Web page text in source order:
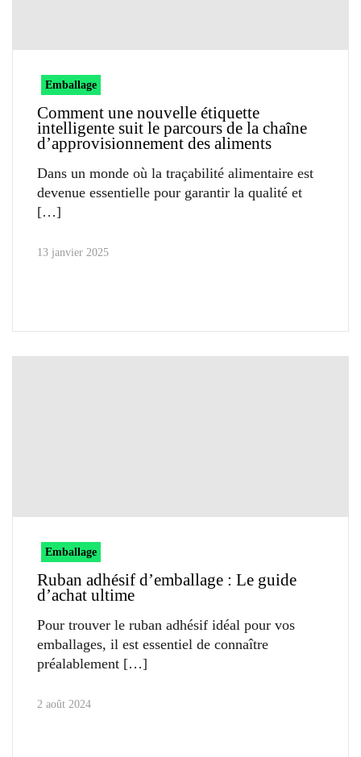
Emballage
Comment une nouvelle étiquette
intelligente suit le parcours de la chaîne
d’approvisionnement des aliments
Dans un monde où la traçabilité alimentaire est
devenue essentielle pour garantir la qualité et
13 janvier 2025
Emballage
Ruban adhésif d’emballage : Le guide
d’achat ultime
Pour trouver le ruban adhésif idéal pour vos
emballages, il est essentiel de connaître
préalablement
2 août 2024